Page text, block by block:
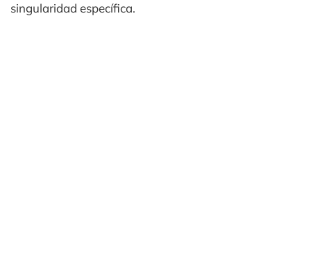
singularidad específica.